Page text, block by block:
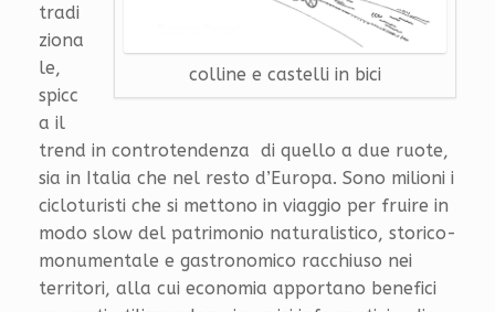
colline e castelli in bici
tradi
ziona
le,
spicc
a il
trend in controtendenza di quello a due ruote,
sia in Italia che nel resto d’Europa. Sono milioni i
cicloturisti che si mettono in viaggio per fruire in
modo slow del patrimonio naturalistico, storico-
monumentale e gastronomico racchiuso nei
territori, alla cui economia apportano benefici